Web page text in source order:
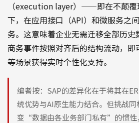
（execution layer）——即在不颠覆
下，在应用接口（API）和微服务之
务。这意味着企业无需迁移全部历
商务事件按照对齐后的结构流动，
等场景获得实时个性化支持。
编者按：SAP的差异化在于将其在
统优势与AI原生能力结合。但挑战
变“数据由各业务部门私有”的惯性